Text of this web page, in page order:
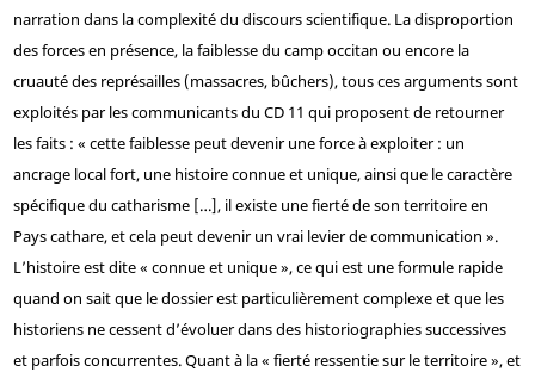
narration dans la complexité du discours scientifique. La disproportion
des forces en présence, la faiblesse du camp occitan ou encore la
cruauté des représailles (massacres, bûchers), tous ces arguments sont
exploités par les communicants du CD 11 qui proposent de retourner
les faits : « cette faiblesse peut devenir une force à exploiter : un
ancrage local fort, une histoire connue et unique, ainsi que le caractère
spécifique du catharisme […], il existe une fierté de son territoire en
Pays cathare, et cela peut devenir un vrai levier de communication ».
L’histoire est dite « connue et unique », ce qui est une formule rapide
quand on sait que le dossier est particulièrement complexe et que les
historiens ne cessent d’évoluer dans des historiographies successives
et parfois concurrentes. Quant à la « fierté ressentie sur le territoire », et